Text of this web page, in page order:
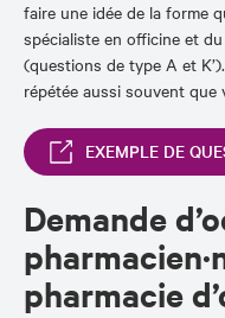
faire une idée de la forme
spécialiste en officine et
(questions de type A et
répétée aussi souvent que
EXEMPLE DE
Demande
pharmacie